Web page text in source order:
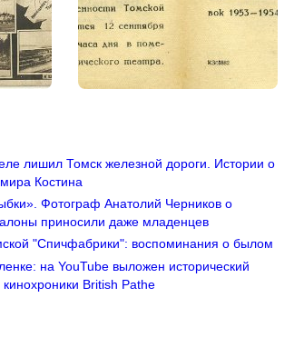
лишил Томск железной дороги. Истории о
Костина
Фотограф Анатолий Черников о
приносили даже младенцев
"Спичфабрики": воспоминания о былом
на YouTube выложен исторический
British Pathe